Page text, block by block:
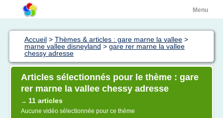
Menu
Accueil > Thèmes & articles : gare marne la vallee >
marne vallee disneyland > gare rer marne la vallee
chessy adresse
Articles sélectionnés pour le thème : gare
rer marne la vallee chessy adresse
→ 11 articles
Aucune vidéo sélectionnée pour ce thème